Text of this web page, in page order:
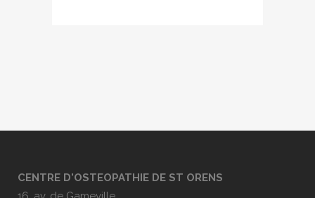
CENTRE D'OSTEOPATHIE DE ST ORENS